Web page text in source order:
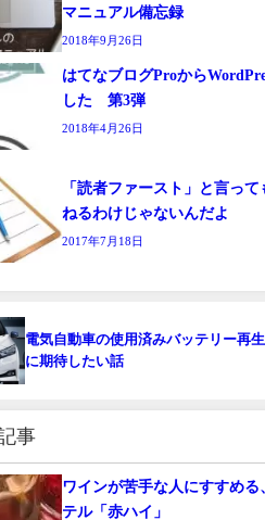
マニュアル備忘録
2018年9月26日
はてなブログProから
した 第3弾
2018年4月26日
「読者ファースト」と言っ
ねるわけじゃないんだよ
2017年7月18日
電気自動車の使用済みバッテリー再
に期待したい話
事
ワインが苦手な人にすすめる
テル「赤ハイ」